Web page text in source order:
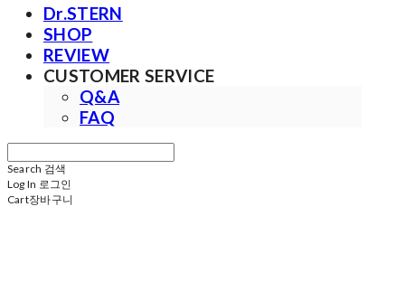
Dr.STERN
SHOP
REVIEW
CUSTOMER SERVICE
Q&A
FAQ
Search 검색
Log In 로그인
Cart장바구니